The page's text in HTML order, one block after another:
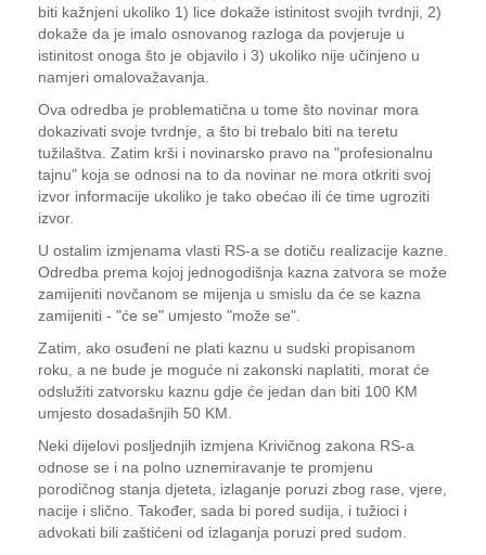
biti kažnjeni ukoliko 1) lice dokaže istinitost svojih tvrdnji, 2)
dokaže da je imalo osnovanog razloga da povjeruje u
istinitost onoga što je objavilo i 3) ukoliko nije učinjeno u
namjeri omalovažavanja.
Ova odredba je problematična u tome što novinar mora
dokazivati svoje tvrdnje, a što bi trebalo biti na teretu
tužilaštva. Zatim krši i novinarsko pravo na "profesionalnu
tajnu" koja se odnosi na to da novinar ne mora otkriti svoj
izvor informacije ukoliko je tako obećao ili će time ugroziti
izvor.
U ostalim izmjenama vlasti RS-a se dotiču realizacije kazne.
Odredba prema kojoj jednogodišnja kazna zatvora se može
zamijeniti novčanom se mijenja u smislu da će se kazna
zamijeniti - "će se" umjesto "može se".
Zatim, ako osuđeni ne plati kaznu u sudski propisanom
roku, a ne bude je moguće ni zakonski naplatiti, morat će
odslužiti zatvorsku kaznu gdje će jedan dan biti 100 KM
umjesto dosadašnjih 50 KM.
Neki dijelovi posljednjih izmjena Krivičnog zakona RS-a
odnose se i na polno uznemiravanje te promjenu
porodičnog stanja djeteta, izlaganje poruzi zbog rase, vjere,
nacije i slično. Također, sada bi pored sudija, i tužioci i
advokati bili zaštićeni od izlaganja poruzi pred sudom.